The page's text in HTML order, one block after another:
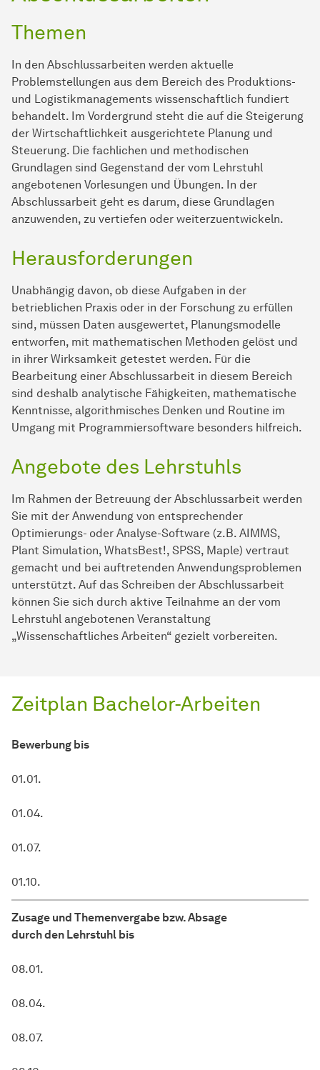
Themen
In den Abschlussarbeiten werden aktuelle
Problemstellungen aus dem Bereich des Produktions-
und Logistikmanagements wissenschaftlich fundiert
behandelt. Im Vordergrund steht die auf die Steigerung
der Wirtschaftlichkeit ausgerichtete Planung und
Steuerung. Die fachlichen und methodischen
Grundlagen sind Gegenstand der vom Lehrstuhl
angebotenen Vorlesungen und Übungen. In der
Abschlussarbeit geht es darum, diese Grundlagen
anzuwenden, zu vertiefen oder weiterzuentwickeln.
Herausforderungen
Unabhängig davon, ob diese Aufgaben in der
betrieblichen Praxis oder in der Forschung zu erfüllen
sind, müssen Daten ausgewertet, Planungsmodelle
entworfen, mit mathematischen Methoden gelöst und
in ihrer Wirksamkeit getestet werden. Für die
Bearbeitung einer Abschlussarbeit in diesem Bereich
sind deshalb analytische Fähigkeiten, mathematische
Kenntnisse, algorithmisches Denken und Routine im
Umgang mit Programmiersoftware besonders hilfreich.
Angebote des Lehrstuhls
Im Rahmen der Betreuung der Abschlussarbeit werden
Sie mit der Anwendung von entsprechender
Optimierungs- oder Analyse-Software (z.B. AIMMS,
Plant Simulation, WhatsBest!, SPSS, Maple) vertraut
gemacht und bei auftretenden Anwendungsproblemen
unterstützt. Auf das Schreiben der Abschlussarbeit
können Sie sich durch aktive Teilnahme an der vom
Lehrstuhl angebotenen Veranstaltung
„Wissenschaftliches Arbeiten“ gezielt vorbereiten.
Zeitplan Bachelor-Arbeiten
Bewerbung bis
01.01.
01.04.
01.07.
01.10.
Zusage und Themenvergabe bzw. Absage
durch den Lehrstuhl bis
08.01.
08.04.
08.07.